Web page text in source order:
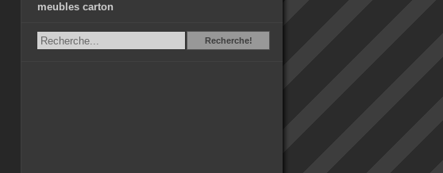
meubles carton
RechercheRecherche!